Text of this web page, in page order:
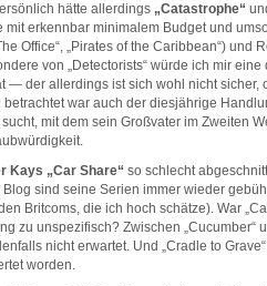
hätte allerdings „Catastrophe“
mit erkennbar minimalem Budget und
Office“, „Pirates of the Caribbean“) und
von „Detectorists“ würde ich mir eine
— der allerdings ist sich wohl nicht sicher,
war auch der diesjährige
mit dem sein Großvater im Zweiten
Kays „Car Share“ so schlecht
sind seine Serien immer wieder
Britcoms, die ich hoch schätze). War
zu unspezifisch? Zwischen „Cucumber“
nicht erwartet. Und „Cradle to
worden.